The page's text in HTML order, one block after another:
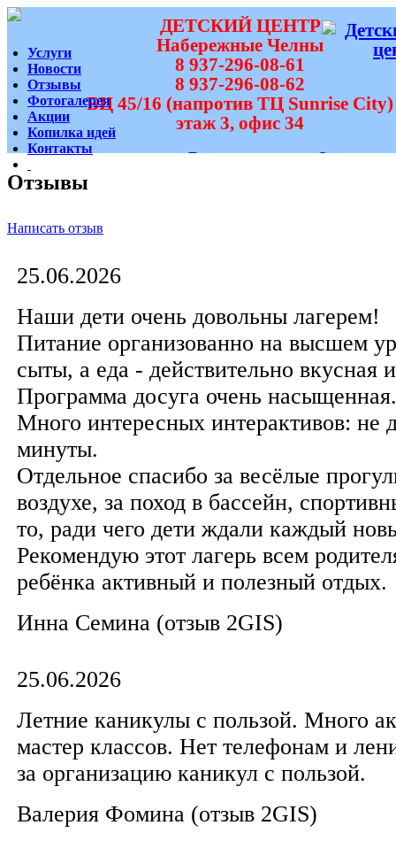
ДЕТСКИЙ ЦЕНТР
Набережные Челны
8 937-296-08-61
8 937-296-08-62
БЦ 45/16 (напротив ТЦ Sunrise City)
этаж 3, офис 34
Вам перезвонить?
Услуги
Новости
Отзывы
Фотогалерея
Акции
Копилка идей
Контакты
Отзывы
Написать отзыв
25.06.2026
Наши дети очень довольны лагерем!
Питание организованно на высшем
сыты, а еда - действительно вкусная
Программа досуга очень насыщенная.
Много интересных интерактивов: не
минуты.
Отдельное спасибо за весёлые
воздухе, за поход в бассейн,
то, ради чего дети ждали каждый
Рекомендую этот лагерь всем
ребёнка активный и полезный отдых.
Инна Семина (отзыв 2GIS)
25.06.2026
Летние каникулы с пользой. Много
мастер классов. Нет телефонам и
за организацию каникул с пользой.
Валерия Фомина (отзыв 2GIS)